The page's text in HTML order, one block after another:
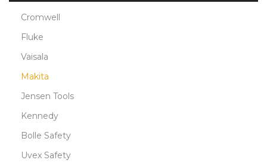
Cromwell
Fluke
Vaisala
Makita
Jensen Tools
Kennedy
Bolle Safety
Uvex Safety